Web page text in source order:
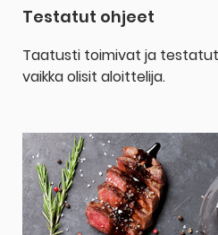
Testatut ohjeet
Taatusti toimivat ja
vaikka olisit aloittelija.